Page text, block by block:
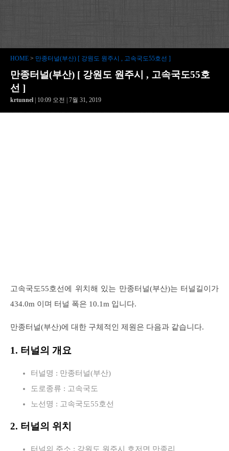
HOME > 만종터널(부산) [ 강원도 원주시 , 고속국도55호선 ]
만종터널(부산) [ 강원도 원주시 , 고속국도55호
선 ]
krtunnel | 10:09 오전 | 7월 31, 2019
고속국도55호선에 위치해 있는 만종터널(부산)는 터널길이가
434.0m 이며 터널 폭은 10.1m 입니다.
만종터널(부산)에 대한 구체적인 제원은 다음과 같습니다.
1. 터널의 개요
터널명 : 만종터널(부산)
도로종류 : 고속국도
노선명 : 고속국도55호선
2. 터널의 위치
터널의 주소 : 강원도 원주시 호저면 만종리